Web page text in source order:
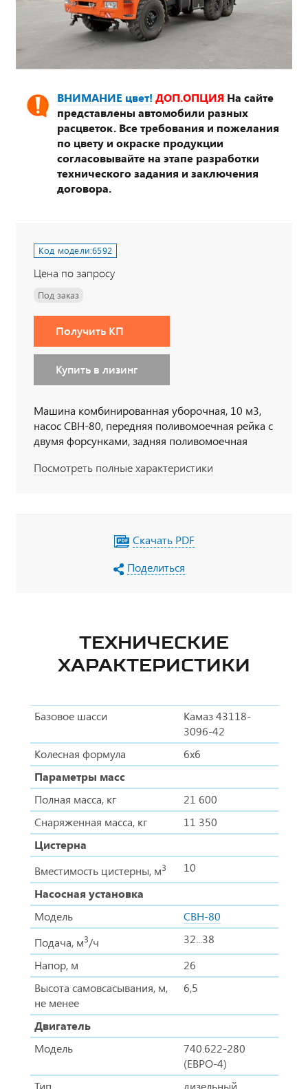
ВНИМАНИЕ цвет! ДОП.ОПЦИЯ На сайте
представлены автомобили разных
расцветок. Все требования и пожелания
по цвету и окраске продукции
согласовывайте на этапе разработки
технического задания и заключения
договора.
Код модели:6592
Цена по запросу
Под заказ
Получить КП
Купить в лизинг
Машина комбинированная уборочная, 10 м3,
насос СВН-80, передняя поливомоечная рейка с
двумя форсунками, задняя поливомоечная
л.с., дв. 740, КП 154, спальное место
Посмотреть полные характеристики
Скачать PDF
Поделиться
ТЕХНИЧЕСКИЕ
ХАРАКТЕРИСТИКИ
Базовое шасси
Камаз 43118-
3096-42
Колесная формула
6x6
Параметры масс
Полная масса, кг
21 600
Снаряженная масса, кг
11 350
Цистерна
Вместимость цистерны, м3
10
Насосная установка
Модель
СВН-80
Подача, м3/ч
32...38
Напор, м
26
Высота самовсасывания, м,
не менее
6,5
Двигатель
Модель
740.622-280
(ЕВРО-4)
Тип
дизельный